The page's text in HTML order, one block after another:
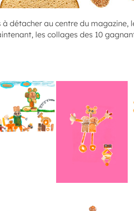
détacher au centre du magazine,
les collages des 10